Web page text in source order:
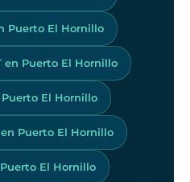
Puerto El Hornillo
en Puerto El Hornillo
El Hornillo
Puerto El Hornillo
El Hornillo